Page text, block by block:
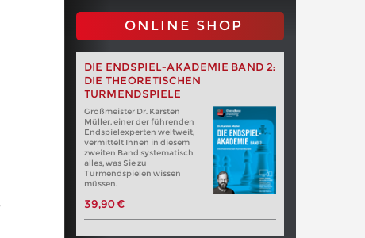
ONLINE SHOP
DIE ENDSPIEL-AKADEMIE BAND 2:
DIE THEORETISCHEN
TURMENDSPIELE
Großmeister Dr. Karsten
Müller, einer der führenden
Endspielexperten weltweit,
vermittelt Ihnen in diesem
zweiten Band systematisch
alles, was Sie zu
Turmendspielen wissen
müssen.
39,90 €